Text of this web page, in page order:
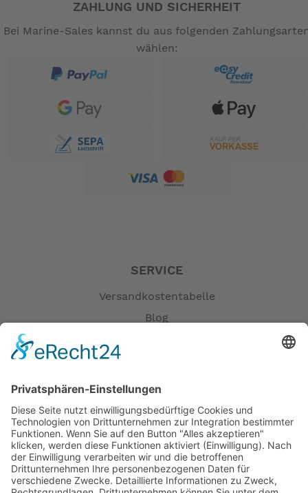
ZAHLUNG UND SICHERHEIT
Bei Marine-Sales kannst du aus folgenden
wählen:
SERVICE
Versandkostentabelle
Blog
Öffnungszeiten
Versandpartner
Verfügbarkeiten
Zahlung und Versand
Datenschutz